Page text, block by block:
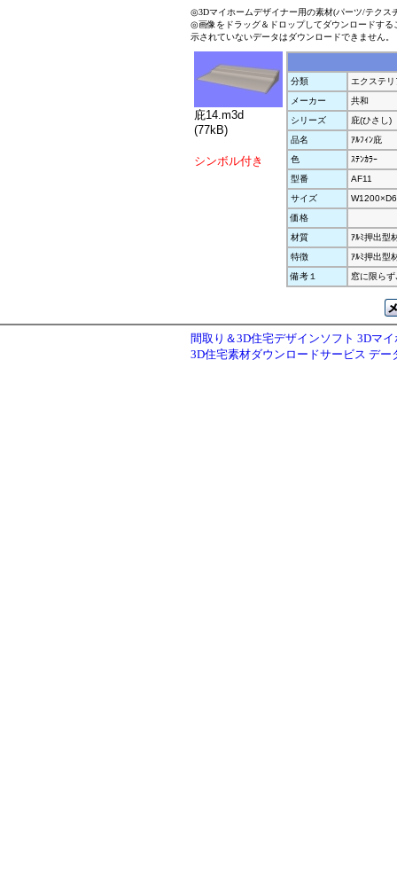
◎3Dマイホームデザイナー用の素材(パーツ/テクス
◎画像をドラッグ＆ドロップしてダウンロードす
示されていないデータはダウンロードできません。
庇14.m3d
(77kB)
シンボル付き
分類
エクステ
メーカー
共和
シリーズ
庇(ひさし)
品名
ｱﾙﾌｨﾝ庇
色
ｽﾃﾝｶﾗｰ
型番
AF11
サイズ
価格
材質
ｱﾙﾐ押出型
特徴
ｱﾙﾐ押出型
備考１
窓に限ら
間取り＆3D住宅デザインソフト 3Dマ
3D住宅素材ダウンロードサービス デー